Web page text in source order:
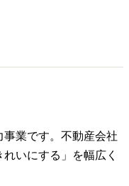
業です。不動産会社
いにする」を幅広く